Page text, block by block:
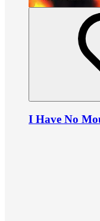
I Have No